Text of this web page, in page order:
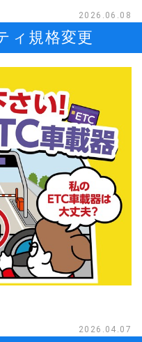
2026.06.08
ィ規格変更
2026.04.07